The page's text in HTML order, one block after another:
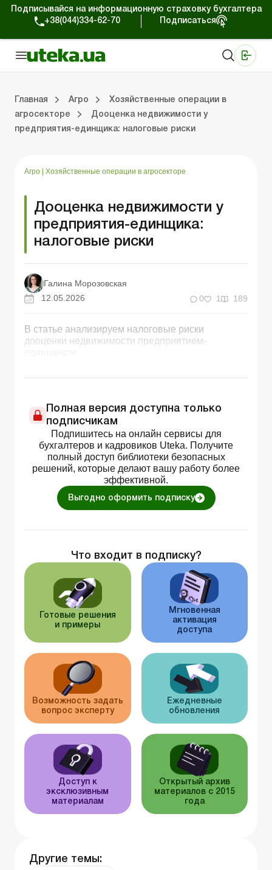
Подписывайся на информационную страховку бухгалтера
+38(044)334-62-70
Подписаться
Главная Агро
Хозяйственные операции в
агросекторе
Дооценка недвижимости у
предприятия-единщика: налоговые риски
Агро Хозяйственные операции в агросекторе
Дооценка недвижимости у
предприятия-единщика:
налоговые риски
Галина Морозовская
12.05.2026
0 1 189
В статье анализируем налоговые риски
дооценки недвижимости предприятием-
Полная версия доступна только
подписчикам
Подпишитесь на онлайн сервисы для
бухгалтеров и кадровиков Uteka. Получите
полный доступ библиотеки безопасных
решений, которые делают вашу работу более
эффективной.
Выгодно оформить подписку
Что входит в подписку?
Готовые решения
и примеры
Мгновенная
активация
доступа
Возможность задать
вопрос эксперту
Ежедневные
обновления
Доступ к
эксклюзивным
материалам
Открытый архив
материалов с 2015
года
Другие темы: